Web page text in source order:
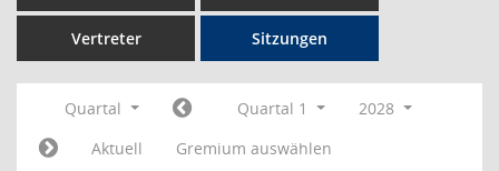
Vertreter Sitzungen
Quartal Quartal 1
2028
Aktuell
Gremium auswählen